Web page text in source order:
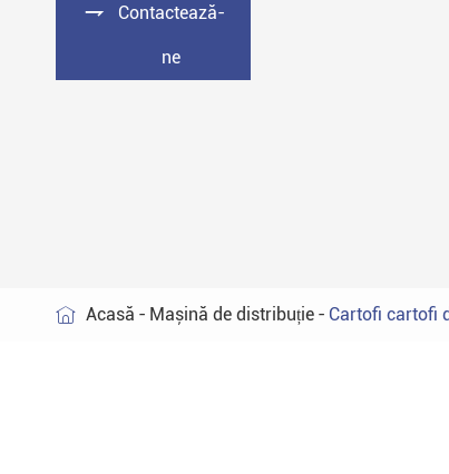
 Contactează-
ne
 Acasă Mașină de distribuție Cartofi cartofi